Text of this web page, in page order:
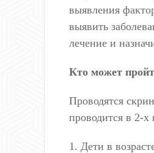
выявления
выявить
лечение и
Кто может
Проводятся
проводится в 2-х
1. Дети в